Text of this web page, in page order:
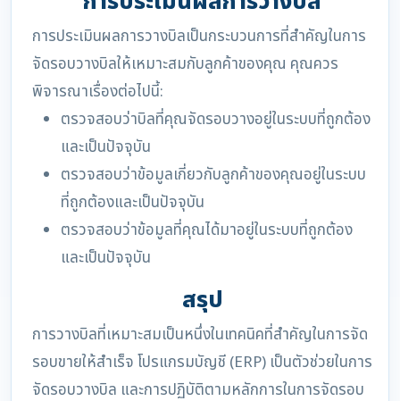
การประเมินผลการวางบิลเป็นกระบวนการที่สำคัญในการ
จัดรอบวางบิลให้เหมาะสมกับลูกค้าของคุณ คุณควร
พิจารณาเรื่องต่อไปนี้:
ตรวจสอบว่าบิลที่คุณจัดรอบวางอยู่ในระบบที่ถูกต้อง
และเป็นปัจจุบัน
ตรวจสอบว่าข้อมูลเกี่ยวกับลูกค้าของคุณอยู่ในระบบ
ที่ถูกต้องและเป็นปัจจุบัน
ตรวจสอบว่าข้อมูลที่คุณได้มาอยู่ในระบบที่ถูกต้อง
และเป็นปัจจุบัน
สรุป
การวางบิลที่เหมาะสมเป็นหนึ่งในเทคนิคที่สำคัญในการจัด
รอบขายให้สำเร็จ โปรแกรมบัญชี (ERP) เป็นตัวช่วยในการ
จัดรอบวางบิล และการปฏิบัติตามหลักการในการจัดรอบ